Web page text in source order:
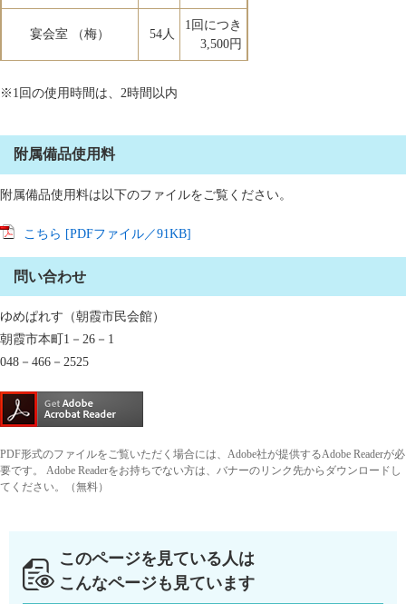
宴会室 （梅） 54人
1回につき
3,500円
※1回の使用時間は、2時間以内
附属備品使用料
附属備品使用料は以下のファイルをご覧ください。
こちら [PDFファイル／91KB]
問い合わせ
ゆめぱれす（朝霞市民会館）
朝霞市本町1－26－1
048－466－2525
PDF形式のファイルをご覧いただく場合には、Adobe社が提供するAdobe Readerが必
要です。
Adobe Readerをお持ちでない方は、バナーのリンク先からダウンロードし
てください。（無料）
このページを見ている人は
こんなページも見ています